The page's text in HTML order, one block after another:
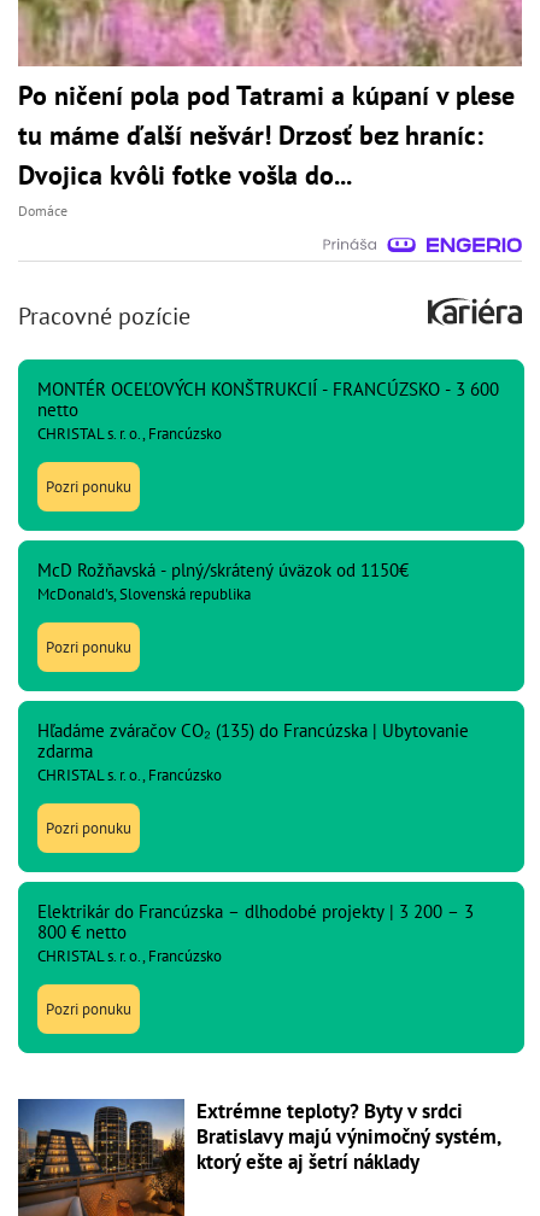
Po ničení pola pod Tatrami a kúpaní v plese
tu máme ďalší nešvár! Drzosť bez hraníc:
Dvojica kvôli fotke vošla do...
Domáce
Pracovné pozície
MONTÉR OCEĽOVÝCH KONŠTRUKCIÍ - FRANCÚZSKO - 3 600
netto
CHRISTAL s. r. o., Francúzsko
Pozri ponuku
McD Rožňavská - plný/skrátený úväzok od 1150€
McDonald's, Slovenská republika
Pozri ponuku
Hľadáme zváračov CO₂ (135) do Francúzska | Ubytovanie
zdarma
CHRISTAL s. r. o., Francúzsko
Pozri ponuku
Elektrikár do Francúzska – dlhodobé projekty | 3 200 – 3
800 € netto
CHRISTAL s. r. o., Francúzsko
Pozri ponuku
Extrémne teploty? Byty v srdci
Bratislavy majú výnimočný systém,
ktorý ešte aj šetrí náklady